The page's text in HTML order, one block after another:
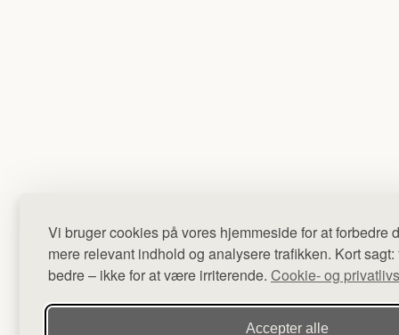
Vi bruger cookies på vores hjemmeside for at forbedre
mere relevant indhold og analysere trafikken. Kort
bedre – ikke for at være irriterende. Cookie- og
Accepter alle